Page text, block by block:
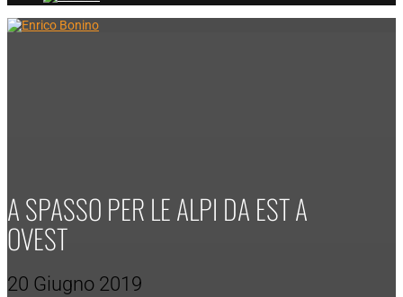
A SPASSO PER LE ALPI DA EST A
OVEST
20 Giugno 2019